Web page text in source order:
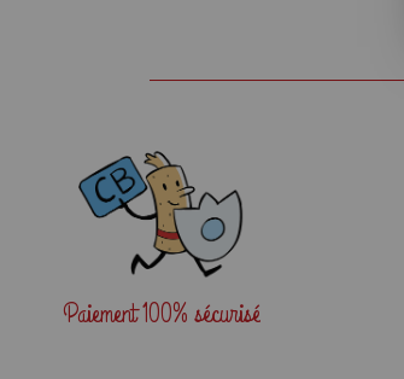
Paiement100% sécurisé